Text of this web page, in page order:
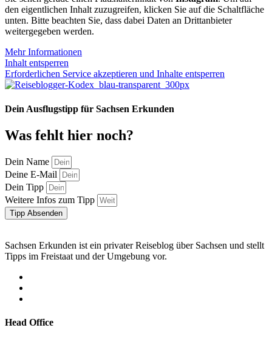
den eigentlichen Inhalt zuzugreifen, klicken Sie auf die Schaltfläche
unten. Bitte beachten Sie, dass dabei Daten an Drittanbieter
weitergegeben werden.
Mehr Informationen
Inhalt entsperren
Erforderlichen Service akzeptieren und Inhalte entsperren
Dein Ausflugstipp für Sachsen Erkunden
Was fehlt hier noch?
Dein Name
Deine E-Mail
Dein Tipp
Weitere Infos zum Tipp
Tipp Absenden
Sachsen Erkunden ist ein privater Reiseblog über Sachsen und stellt
Tipps im Freistaat und der Umgebung vor.
Head Office